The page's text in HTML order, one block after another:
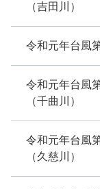
（吉田川）
令和元年台風
令和元年台風
（千曲川）
令和元年台風
（久慈川）